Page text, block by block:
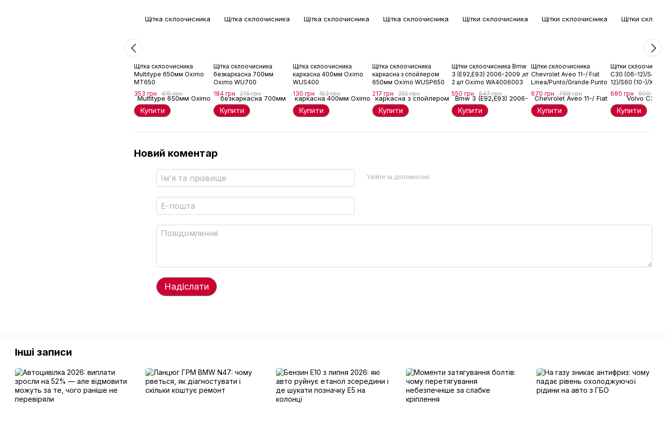
Щітка склоочисника
Multitype 650мм Oximo
MT650
353 грн
415 грн
Купити
Щітка склоочисника
безкаркасна 700мм
Oximo WU700
184 грн
216 грн
Купити
Щітка склоочисника
каркасна 400мм Oximo
WUS400
130 грн
153 грн
Купити
Щітка склоочисника
каркасна з спойлером
650мм Oximo WUSP650
217 грн
255 грн
Купити
Щітки склоочисника Bmw
3 (E92,E93) 2006-2009 ,кт
2 шт Oximo WA4006003
550 грн
647 грн
Купити
Щітки склоочисника
Chevrolet Aveo 11-/ Fiat
Linea/Punto/Grande Punto
05- ,кт 2 шт Oximo
WB350625
670 грн 788 грн
Купити
Щітки
C30 (06-12)/S40/
12)/S60 (10-)/XC60
(08-)/XC70 (07-)
Oximo WC350500
680 грн 800 грн
Купити
Новий коментар
Увійти за допомогою
Надіслати
Інші записи